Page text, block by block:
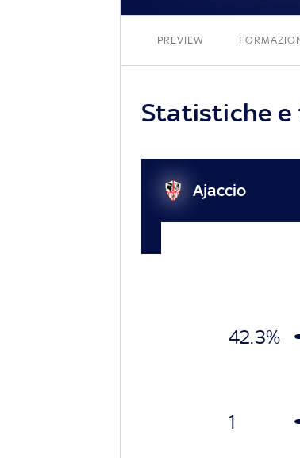
PREVIEW
Statistiche e
Ajaccio
42.3%
1